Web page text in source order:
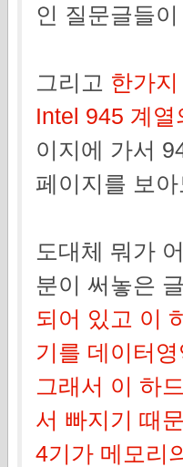
인 질문글들
그리고 한가
Intel 945 계
이지에 가서
페이지를 보
도대체 뭐가
분이 써놓은
되어 있고 이
기를 데이터
그래서 이 하
서 빠지기 때
4기가 메모리